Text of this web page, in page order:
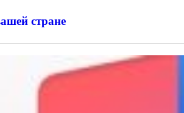
стране